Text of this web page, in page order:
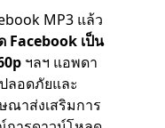
MP3 แล้ว
Facebook เป็น
ฯลฯ แอพดา
ลอดภัยและ
ณาส่งเสริมการ